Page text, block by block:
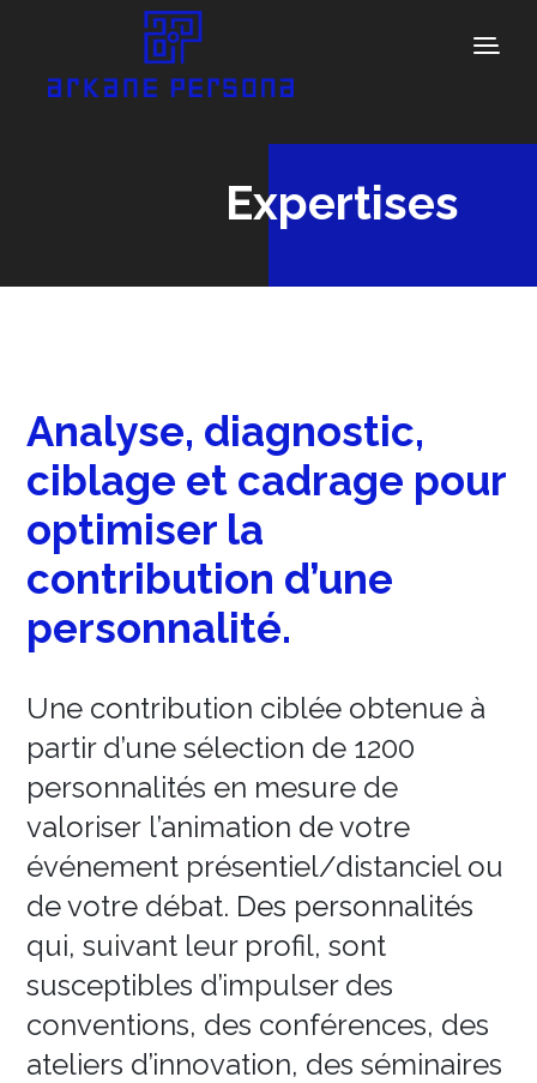
Expertises
Analyse, diagnostic,
ciblage et cadrage pour
optimiser la
contribution d’une
personnalité.
Une contribution ciblée obtenue à
partir d’une sélection de 1200
personnalités en mesure de
valoriser l’animation de votre
événement présentiel/distanciel ou
de votre débat. Des personnalités
qui, suivant leur profil, sont
susceptibles d’impulser des
conventions, des conférences, des
ateliers d’innovation, des séminaires